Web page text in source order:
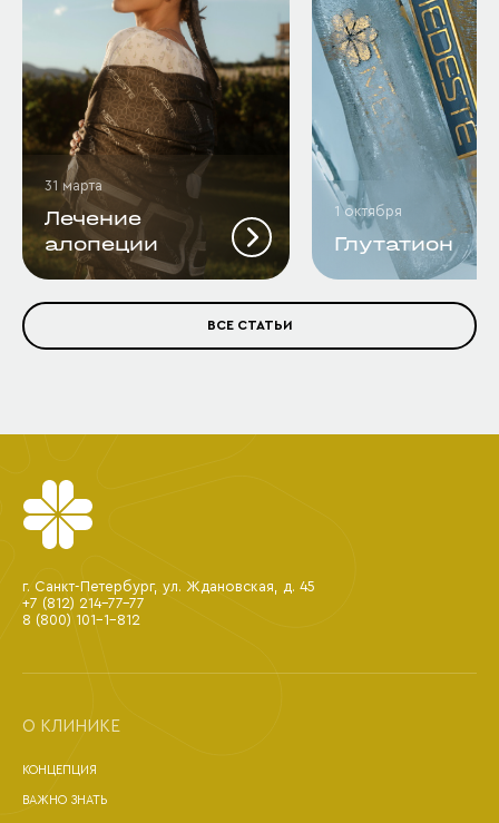
31 марта
Лечение
алопеции
1 октября
Глутатион
ВСЕ СТАТЬИ
г. Санкт-Петербург, ул. Ждановская, д. 45
+7 (812) 214-77-77
8 (800) 101-1-812
О КЛИНИКЕ
КОНЦЕПЦИЯ
ВАЖНО ЗНАТЬ